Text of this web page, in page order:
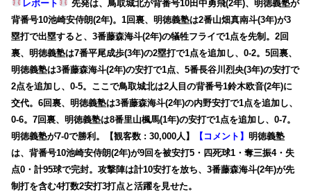
レポート
先発は、鳥取城北が背番号10田中勇飛(2年)、明徳義塾が
背番号10池崎安侍朗(2年)。1回裏、明徳義塾は2番山畑真南斗(3年)が3
塁打で出塁すると、3番藤森海斗(2年)の犠牲フライで1点を先制。2回
裏、明徳義塾は7番平尾成歩(3年)の2塁打で1点を追加し、0-2。5回裏、
明徳義塾は3番藤森海斗(2年)の安打で1点、5番長谷川烈央(3年)の安打で
2点を追加し、0-5。ここで鳥取城北は2人目の背番号1鈴木欧音(2年)に
交代。6回裏、明徳義塾は3番藤森海斗(2年)の内野安打で1点を追加し、
0-6。7回裏、明徳義塾は8番里山楓馬(1年)の安打で1点を追加し、0-7。
明徳義塾が7-0で勝利。【観客数 : 30,000人】
【コメント】 明徳義塾
は、背番号10池崎安侍朗(2年)が9回を被安打5・四死球1・奪三振4・失
点0・計95球で完封。攻撃陣は計10安打を放ち、3番藤森海斗(2年)が先
制打を含む4打数2安打3打点と活躍を見せた。